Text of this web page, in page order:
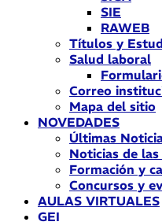
SIE
RAWEB
Títulos y
Salud laboral
Correo
Mapa del sitio
NOVEDADES
Últimas
Noticias de las
Formación y
Concursos y
AULAS VIRTUALES
GEI